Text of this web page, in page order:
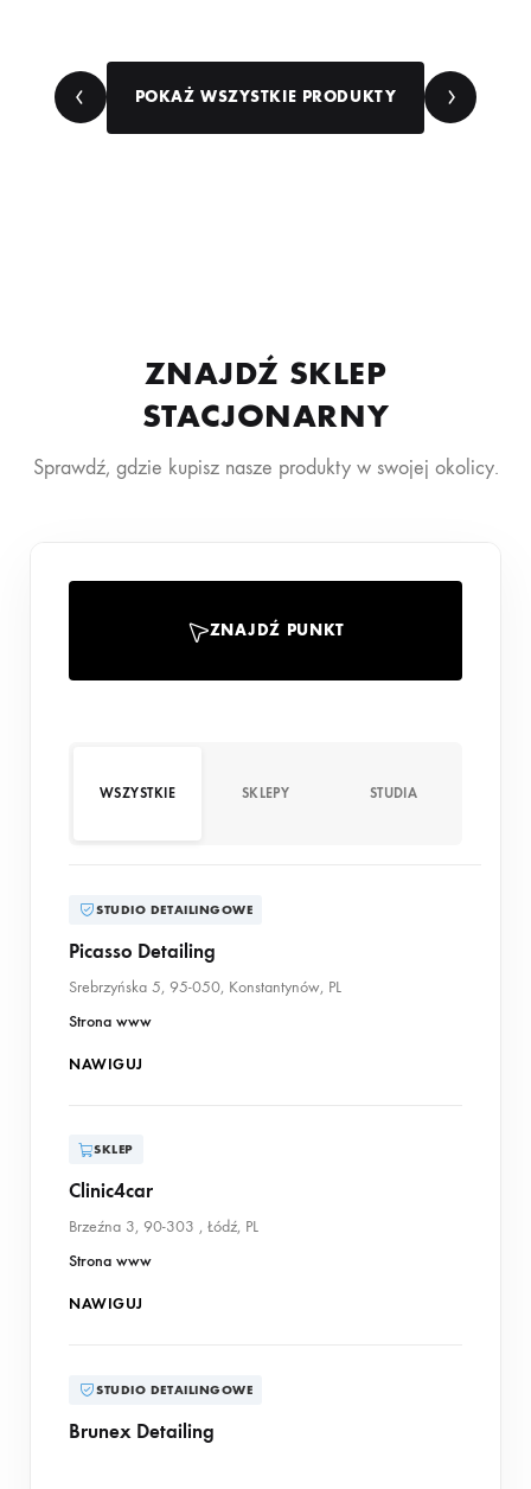
POKAŻ WSZYSTKIE PRODUKTY
ZNAJDŹ SKLEP
STACJONARNY
Sprawdź, gdzie kupisz nasze produkty w swojej okolicy.
ZNAJDŹ PUNKT
WSZYSTKIE SKLEPY STUDIA
STUDIO DETAILINGOWE
Picasso Detailing
Srebrzyńska 5, 95-050, Konstantynów, PL
Strona www
NAWIGUJ
SKLEP
Clinic4car
Brzeźna 3, 90-303 , Łódź, PL
Strona www
NAWIGUJ
STUDIO DETAILINGOWE
Brunex Detailing